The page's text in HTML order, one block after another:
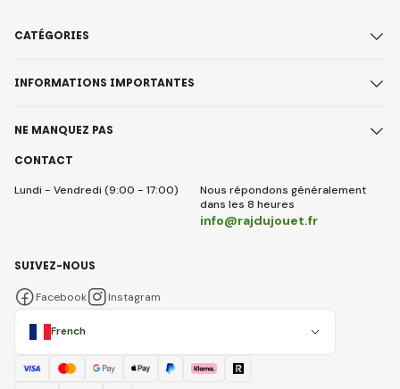
CONTACT
Lundi - Vendredi (9:00 - 17:00)
Nous répondons généralement
dans les 8 heures
info@rajdujouet.fr
CATÉGORIES
INFORMATIONS IMPORTANTES
NE MANQUEZ PAS
French
SUIVEZ-NOUS
Facebook Instagram